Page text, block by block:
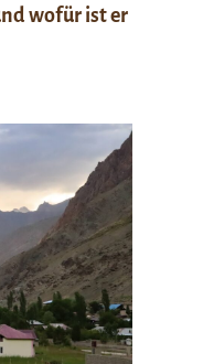
wofür ist er